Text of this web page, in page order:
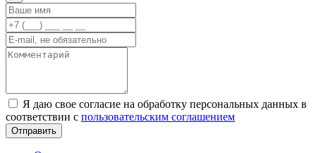
Я даю свое согласие на обработку персональных данных в
соответствии с пользовательским соглашением
Отправить